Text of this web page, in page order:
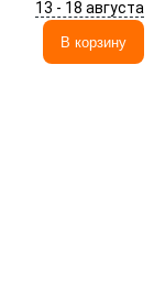
13 - 18 августа
В корзину